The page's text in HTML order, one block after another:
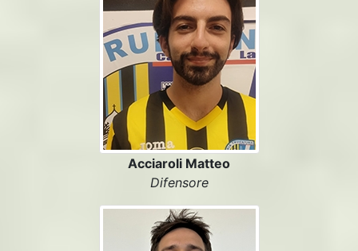
Acciaroli Matteo
Difensore